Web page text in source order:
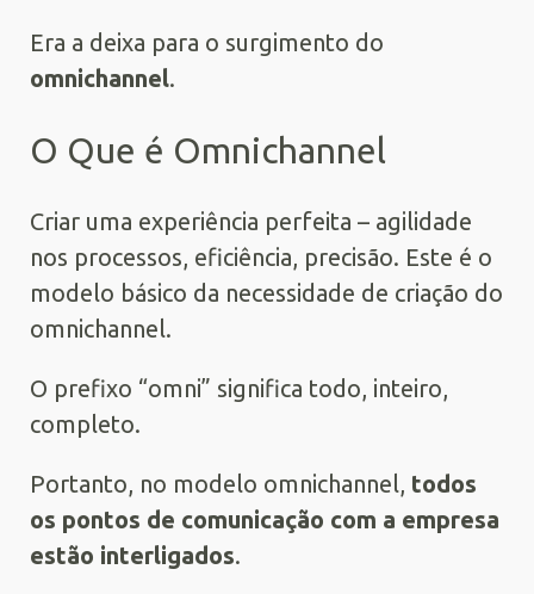
Era a deixa para o surgimento do
omnichannel.
O Que é Omnichannel
Criar uma experiência perfeita – agilidade
nos processos, eficiência, precisão. Este é o
modelo básico da necessidade de criação do
omnichannel.
O prefixo “omni” significa todo, inteiro,
completo.
Portanto, no modelo omnichannel, todos
os pontos de comunicação com a empresa
estão interligados.